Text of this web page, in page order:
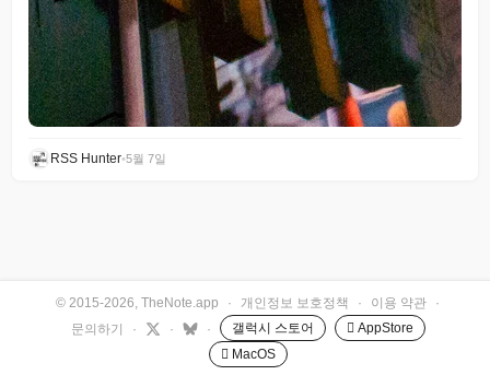
RSS Hunter•5월 7일
© 2015-2026, TheNote.app · 개인정보 보호정책 · 이용 약관
·
문의하기
· · · 갤럭시 스토어
 AppStore
 MacOS